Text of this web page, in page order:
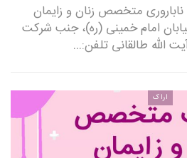
متخصص زنان و زایمان
امام خمینی (ره)، جنب شرکت
الله طالقانی تلفن:…
اراک